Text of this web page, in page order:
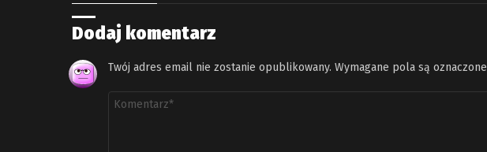
Dodaj komentarz
Twój adres email nie zostanie opublikowany. Wymagane pola są oznaczone
Komentarz